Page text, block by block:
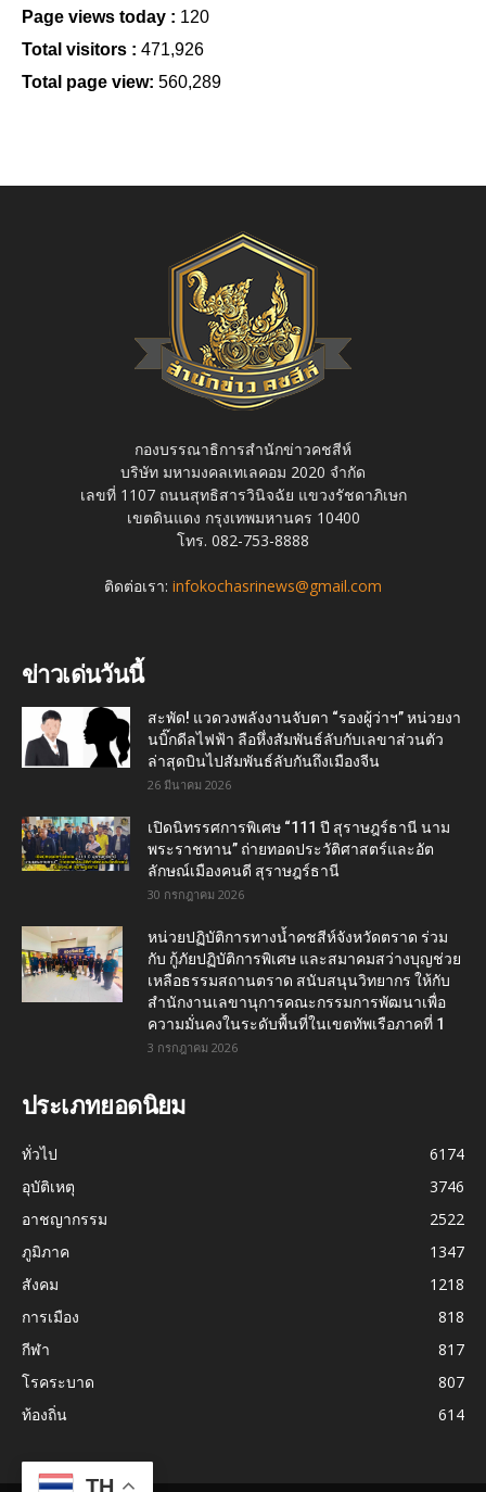
Page views today : 120
Total visitors : 471,926
Total page view: 560,289
กองบรรณาธิการสำนักข่าวคชสีห์
บริษัท มหามงคลเทเลคอม 2020 จำกัด
เลขที่ 1107 ถนนสุทธิสารวินิจฉัย แขวงรัชดาภิเษก
เขตดินแดง กรุงเทพมหานคร 10400
โทร. 082-753-8888
ติดต่อเรา: infokochasrinews@gmail.com
ข่าวเด่นวันนี้
สะพัด! แวดวงพลังงานจับตา “รองผู้ว่าฯ” หน่วยงา
นบิ๊กดีลไฟฟ้า ลือหึ่งสัมพันธ์ลับกับเลขาส่วนตัว
ล่าสุดบินไปสัมพันธ์ลับกันถึงเมืองจีน
26 มีนาคม 2026
เปิดนิทรรศการพิเศษ “111 ปี สุราษฎร์ธานี นาม
พระราชทาน” ถ่ายทอดประวัติศาสตร์และอัต
ลักษณ์เมืองคนดี สุราษฎร์ธานี
30 กรกฎาคม 2026
หน่วยปฏิบัติการทางน้ำคชสีห์จังหวัดตราด ร่วม
กับ กู้ภัยปฏิบัติการพิเศษ และสมาคมสว่างบุญช่วย
เหลือธรรมสถานตราด สนับสนุนวิทยากร ให้กับ
สำนักงานเลขานุการคณะกรรมการพัฒนาเพื่อ
ความมั่นคงในระดับพื้นที่ในเขตทัพเรือภาคที่ 1
3 กรกฎาคม 2026
ประเภทยอดนิยม
ทั่วไป
6174
อุบัติเหตุ
3746
อาชญากรรม
2522
ภูมิภาค
1347
สังคม
1218
การเมือง
818
กีฬา
817
โรคระบาด
807
ท้องถิ่น
614
TH